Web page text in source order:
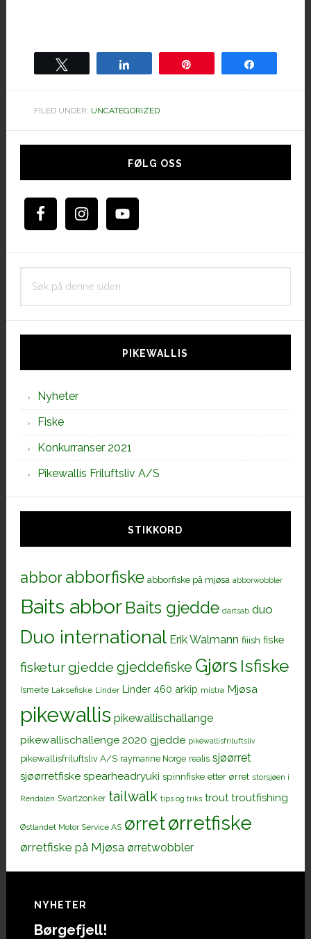
FILED UNDER: UNCATEGORIZED
Hoved
FØLG OSS
PIKEWALLIS
Nyheter
Fiske
Konkurranser 2021
Pikewallis Friluftsliv A/S
STIKKORD
abborabborfiske abborfiske på mjøsa abborwobbler
Baits abbor Baits gjedde dartsab duo
Duo international Erik Walmann fiiish fiske
fisketurgjedde gjeddefiske Gjørs Isfiske
Ismeite Laksefiske Linder Linder 460 arkip mistra Mjøsa
pikewallis pikewallischallange
pikewallischallenge 2020 gjedde pikewallisfriluftsliv
pikewallisfriluftsliv A/S raymarine Norge realis sjøørret
sjøørretfiske spearheadryuki spinnfiske etter ørret storsjøen i
Rendalen Svartzonker tailwalk tips og triks trout troutfishing
Østlandet Motor Service AS ørretørretfiske
ørretfiske på Mjøsa ørretwobbler
Footer
NYHETER
Børgefjell!